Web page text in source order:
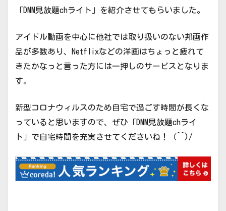
「DMM見放題chライト」を紹介させてもらいました。
アイドル動画を中心に他社では取り扱いのない邦画作
品が多数あり、Netflixなどの洋画はちょっと疲れて
きたかなっと言った方には一押しのサービスとなりま
す。
新型コロナウィルスのため自宅で過ごす時間が長くな
っていると思いますので、ぜひ「DMM見放題chライ
ト」で自宅時間を充実させてくださいね！（^^)/